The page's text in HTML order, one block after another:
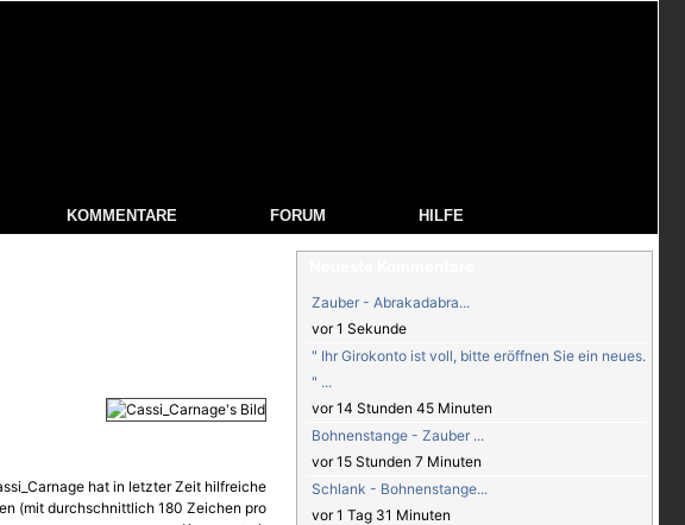
KOMMENTARE FORUM HILFE
Zauber - Abrakadabra...
vor 1 Sekunde
" Ihr Girokonto ist voll, bitte eröffnen Sie ein neues.
" ...
vor 14 Stunden 45 Minuten
Bohnenstange - Zauber ...
vor 15 Stunden 7 Minuten
Schlank - Bohnenstange...
vor 1 Tag 31 Minuten